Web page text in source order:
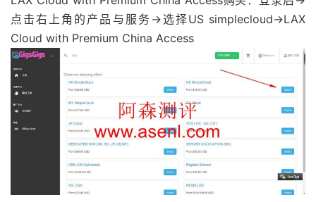
点击右上角的产品与服务→选择US simplecloud→LAX
Cloud with Premium China Access